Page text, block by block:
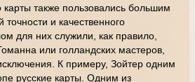
карты также пользовались большим
и качественного
для них служили, как правило,
или голландских мастеров,
К примеру, Зойтер одним
русские карты. Одним из